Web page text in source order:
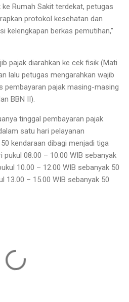
Rumah Sakit terdekat, petugas
protokol kesehatan dan
kelengkapan berkas pemutihan,”
pajak diarahkan ke cek fisik (Mati
lalu petugas mengarahkan wajib
pembayaran pajak masing-masing
BBN II).
tinggal pembayaran pajak
satu hari pelayanan
kendaraan dibagi menjadi tiga
08.00 – 10.00 WIB sebanyak
10.00 – 12.00 WIB sebanyak 50
13.00 – 15.00 WIB sebanyak 50